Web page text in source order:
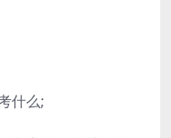
什么;